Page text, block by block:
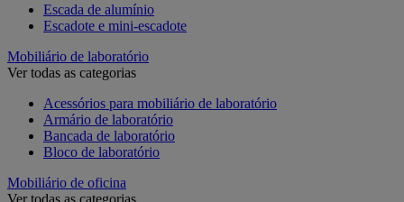
Escada de alumínio
Escadote e mini-escadote
Mobiliário de laboratório
Ver todas as categorias
Acessórios para mobiliário de laboratório
Armário de laboratório
Bancada de laboratório
Bloco de laboratório
Mobiliário de oficina
Ver todas as categorias